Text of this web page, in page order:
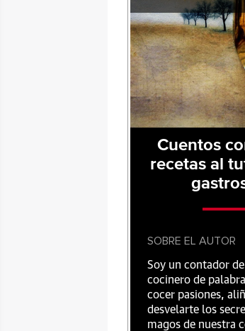
Cuentos
recetas al
SOBRE EL AUTOR
Soy un contador
cocinero de
cocer pasiones,
desvelarte los
magos de nuestra